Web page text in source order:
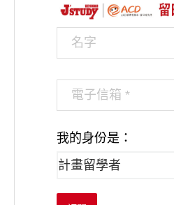
我的身份是：